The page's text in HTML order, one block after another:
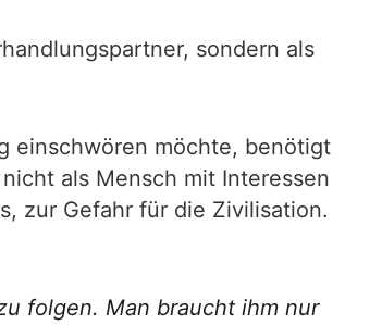
sondern als
einschwören möchte, benötigt
als Mensch mit Interessen
zur Gefahr für die Zivilisation.
folgen. Man braucht ihm nur